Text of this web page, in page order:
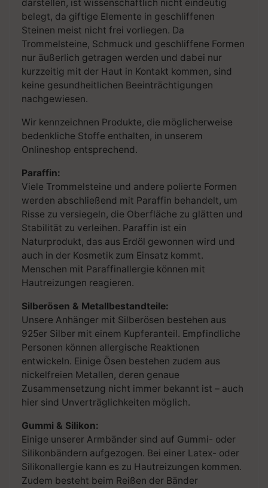
darstellen, ist wissenschaftlich nicht eindeutig
belegt, da giftige Elemente in geschliffenen
Steinen meist nicht frei vorliegen. Da
Trommelsteine, Schmuck und geschliffene Formen
nur äußerlich getragen werden und dabei nur
kurzzeitig mit der Haut in Kontakt kommen, sind
keine gesundheitlichen Beeinträchtigungen
nachgewiesen.
Wir kennzeichnen Produkte, die möglicherweise
bedenkliche Stoffe enthalten, in unserem
Onlineshop entsprechend.
Paraffin:
Viele Trommelsteine und andere polierte Formen
werden abschließend mit Paraffin behandelt, um
Risse zu versiegeln, die Oberfläche zu glätten und
Stabilität zu verleihen. Paraffin ist ein
Naturprodukt, das aus Erdöl gewonnen wird und
auch in der Kosmetik zum Einsatz kommt.
Menschen mit Paraffinallergie können mit
Hautreizungen reagieren.
Silberösen & Metallbestandteile:
Unsere Anhänger mit Silberösen bestehen aus
925er Silber mit einem Kupferanteil. Empfindliche
Personen können allergische Reaktionen
entwickeln. Einige Ösen bestehen zudem aus
nickelfreien Metallen, deren genaue
Zusammensetzung nicht immer bekannt ist – auch
hier sind Unverträglichkeiten möglich.
Gummi & Silikon:
Einige unserer Armbänder sind auf Gummi- oder
Silikonbändern aufgezogen. Bei einer Latex- oder
Silikonallergie kann es zu Hautreizungen kommen.
Zudem besteht beim Reißen der Bänder